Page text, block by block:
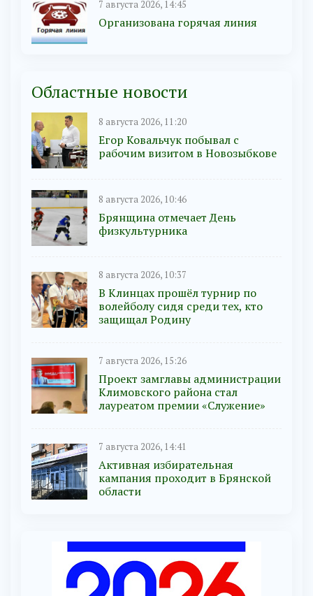
7 августа 2026, 14:45
Организована горячая линия
Областные новости
8 августа 2026, 11:20
Егор Ковальчук побывал с
рабочим визитом в Новозыбкове
8 августа 2026, 10:46
Брянщина отмечает День
физкультурника
8 августа 2026, 10:37
В Клинцах прошёл турнир по
волейболу сидя среди тех, кто
защищал Родину
7 августа 2026, 15:26
Проект замглавы администрации
Климовского района стал
лауреатом премии «Служение»
7 августа 2026, 14:41
Активная избирательная
кампания проходит в Брянской
области